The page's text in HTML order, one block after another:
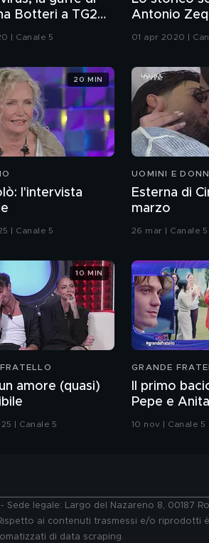
Botteri a TG2
| Canale 5
Antonio
Adriano
01 apr 2020 |
l'intervista
| Canale 5
20 MIN
UOMINI E
Esterna di
marzo
26 mar | Canale 5
amore (quasi)
| Canale 5
10 MIN
GRANDE
Il primo
Pepe e
10 nov | Canale 5
Sede legale: Largo del Nazareno 8, 00187
ai contenuti trasmessi e/o
di data scraping.